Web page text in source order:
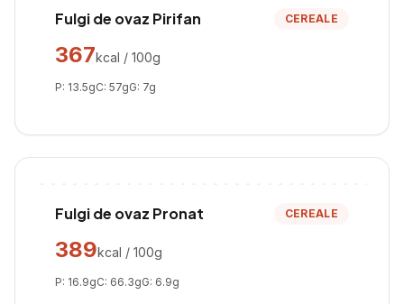
Fulgi de ovaz Pirifan CEREALE
367kcal / 100g
P: 13.5gC: 57gG: 7g
Fulgi de ovaz Pronat CEREALE
389kcal / 100g
P: 16.9gC: 66.3gG: 6.9g